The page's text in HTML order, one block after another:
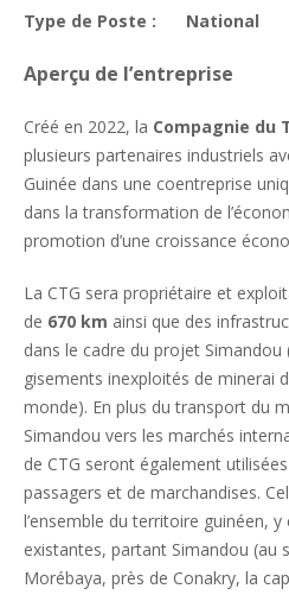
Type de Poste : National
Aperçu de l’entreprise
Créé en 2022, la Compagnie du
plusieurs partenaires industriels
Guinée dans une coentreprise
dans la transformation de
promotion d’une croissance
La CTG sera propriétaire et
de 670 km ainsi que des
dans le cadre du projet Simandou
gisements inexploités de minerai
monde). En plus du transport du
Simandou vers les marchés
de CTG seront également
passagers et de marchandises.
l’ensemble du territoire guinéen,
existantes, partant Simandou (au
Morébaya, près de Conakry, la